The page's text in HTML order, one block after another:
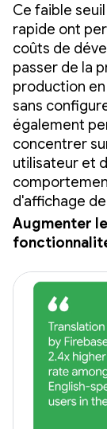
Ce faible
rapide ont
coûts de
passer de la
production
sans
également
concentrer
utilisateur et
d'affichage
Augmenter